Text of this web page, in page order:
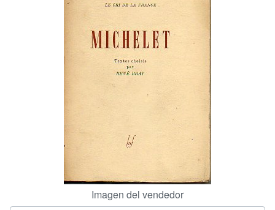
Comenzar a vender
Imagen del vendedor